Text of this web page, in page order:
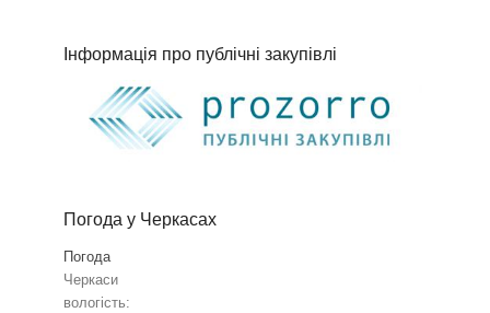
Інформація про публічні закупівлі
Погода у Черкасах
Погода
Черкаси
вологість: